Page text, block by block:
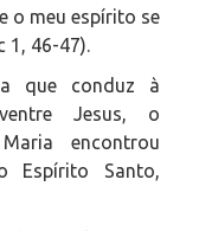
o meu espírito se
1, 46-47).
que conduz à
Jesus, o
encontrou
Espírito Santo,